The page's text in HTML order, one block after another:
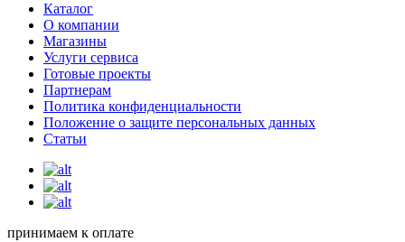
Каталог
О компании
Магазины
Услуги сервиса
Готовые проекты
Партнерам
Политика конфиденциальности
Положение о защите персональных данных
Статьи
принимаем к оплате